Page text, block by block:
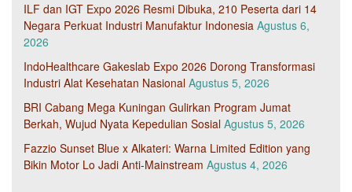
ILF dan IGT Expo 2026 Resmi Dibuka, 210 Peserta dari 14
Negara Perkuat Industri Manufaktur Indonesia Agustus 6,
2026
IndoHealthcare Gakeslab Expo 2026 Dorong Transformasi
Industri Alat Kesehatan Nasional Agustus 5, 2026
BRI Cabang Mega Kuningan Gulirkan Program Jumat
Berkah, Wujud Nyata Kepedulian Sosial Agustus 5, 2026
Fazzio Sunset Blue x Alkateri: Warna Limited Edition yang
Bikin Motor Lo Jadi Anti-Mainstream Agustus 4, 2026